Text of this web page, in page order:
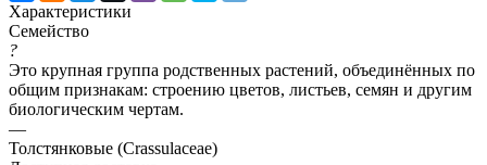
Характеристики
Семейство
?
Это крупная группа родственных растений, объединённых по
общим признакам: строению цветов, листьев, семян и другим
биологическим чертам.
—
Толстянковые (Crassulaceae)